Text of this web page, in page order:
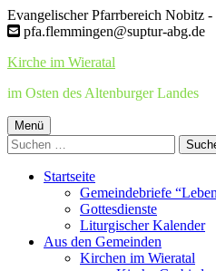
Springe
zum
Evangelischer Pfarrbereich Nobitz -
pfa.flemmingen@suptur-abg.de
Kirche im Wieratal
im Osten des Altenburger Landes
Primäres
Menü
Menü
Suchen
nach:
Startseite
Gemeindebriefe
Gottesdienste
Liturgischer Kalender
Aus den Gemeinden
Kirchen im Wieratal